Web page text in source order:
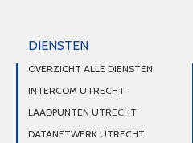
DIENSTEN
OVERZICHT ALLE DIENSTEN
INTERCOM UTRECHT
LAADPUNTEN UTRECHT
DATANETWERK UTRECHT